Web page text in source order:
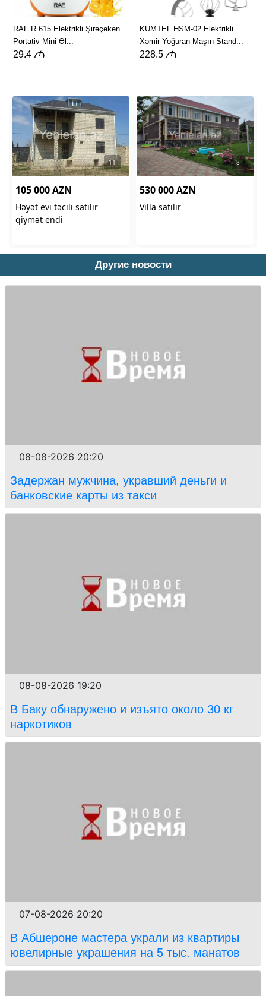
Другие новости
08-08-2026 20:20
Задержан мужчина, укравший деньги и
банковские карты из такси
08-08-2026 19:20
В Баку обнаружено и изъято около 30 кг
наркотиков
07-08-2026 20:20
В Абшероне мастера украли из квартиры
ювелирные украшения на 5 тыс. манатов